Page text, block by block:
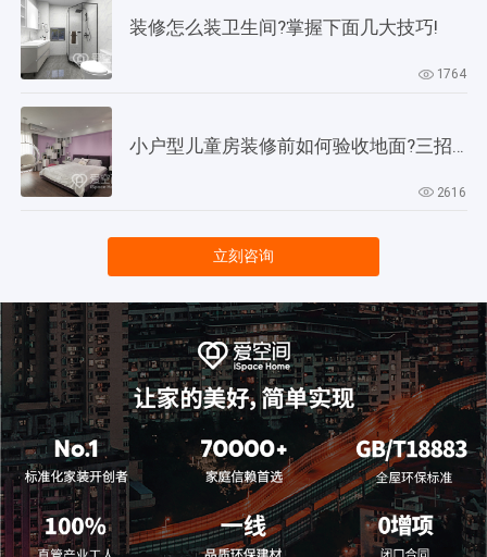
装修怎么装卫生间?掌握下面几大技巧!
1764
2616
立刻咨询